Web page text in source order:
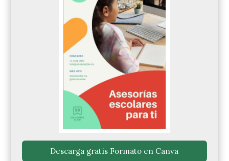
Descarga gratis Formato en Canva